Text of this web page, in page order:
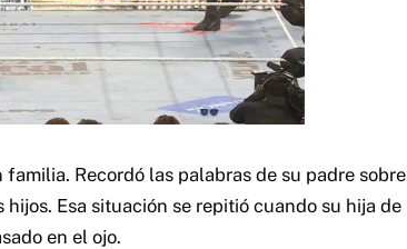
Recordó las palabras de su padre sobre
Esa situación se repitió cuando su hija de
en el ojo.